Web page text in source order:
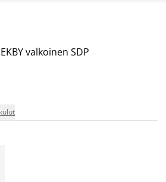
valkoinen SDP